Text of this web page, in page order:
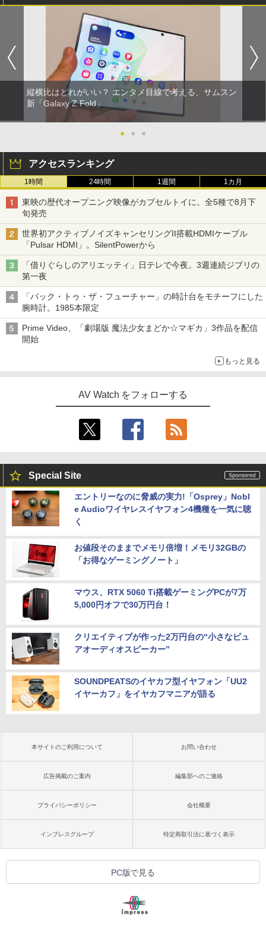
縦横比はどれがいい？ エンタメ目線で考える、サムスン
新「Galaxy Z Fold」
● ● ●
アクセスランキング
1時間 24時間 1週間 1カ月
東映の歴代オープニング映像がカプセルトイに。全5種で8月下
旬発売
世界初アクティブノイズキャンセリングII搭載HDMIケーブル
「Pulsar HDMI」。SilentPowerから
「借りぐらしのアリエッティ」日テレで今夜。3週連続ジブリの
第一夜
「バック・トゥ・ザ・フューチャー」の時計台をモチーフにした
腕時計。1985本限定
Prime Video、「劇場版 魔法少女まどか☆マギカ」3作品を配信
開始
もっと見る
AV Watch をフォローする
Special Site
エントリーなのに脅威の実力!「Osprey」Nobl
e Audioワイヤレスイヤフォン4機種を一気に聴
く
お値段そのままでメモリ倍増！メモリ32GBの
「お得なゲーミングノート」
マウス、RTX 5060 Ti搭載ゲーミングPCが7万
5,000円オフで30万円台！
クリエイティブが作った2万円台の“小さなピュ
アオーディオスピーカー”
SOUNDPEATSのイヤカフ型イヤフォン「UU2
イヤーカフ」をイヤカフマニアが語る
本サイトのご利用について お問い合わせ
広告掲載のご案内 編集部へのご連絡
プライバシーポリシー 会社概要
インプレスグループ 特定商取引法に基づく表示
PC版で見る